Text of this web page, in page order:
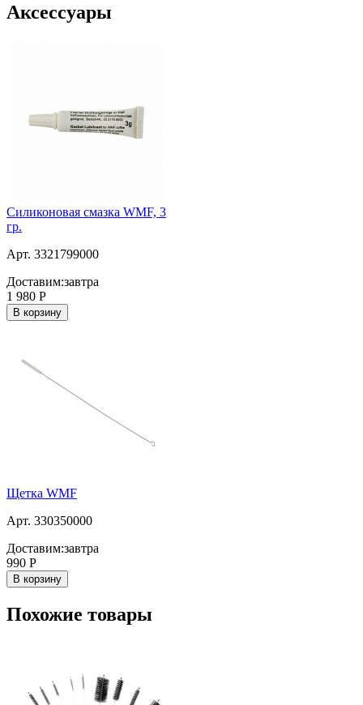
Аксессуары
Силиконовая смазка WMF, 3
гр.
Арт. 3321799000
Доставим:завтра
1 980 Р
В корзину
Щетка WMF
Арт. 330350000
Доставим:завтра
990 Р
В корзину
Похожие товары